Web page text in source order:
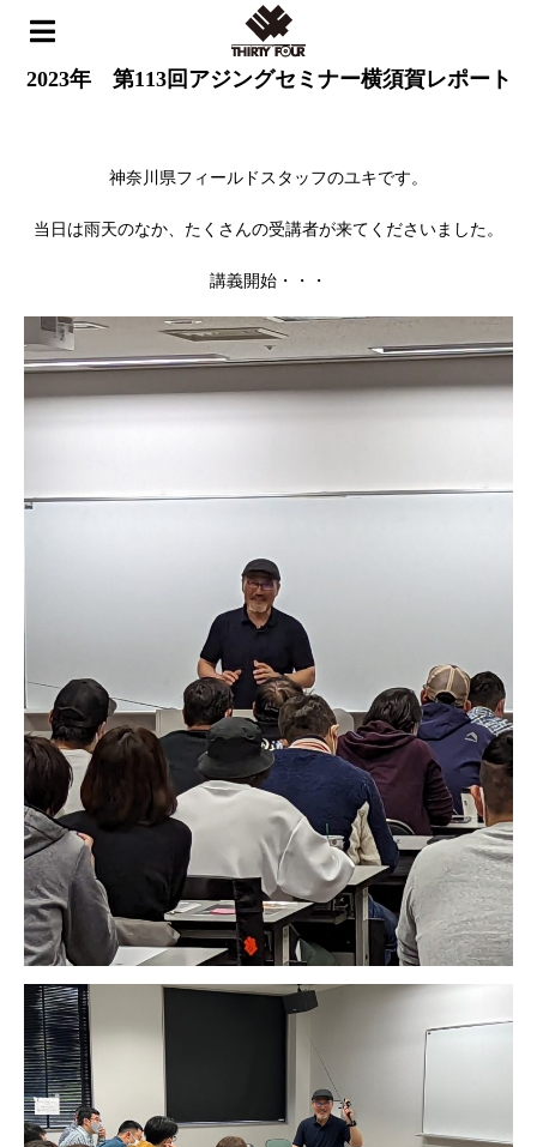
ホーム 2023年 第113回アジングセミナー横須賀レポート
2023年 第113回アジングセミナー横須賀レポート
神奈川県フィールドスタッフのユキです。
当日は雨天のなか、たくさんの受講者が来てくださいました。
講義開始・・・